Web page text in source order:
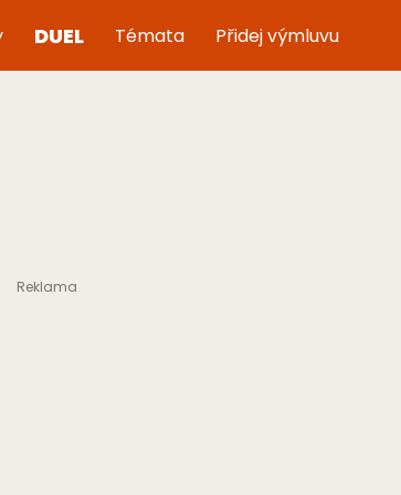
DUEL Témata Přidej výmluvu